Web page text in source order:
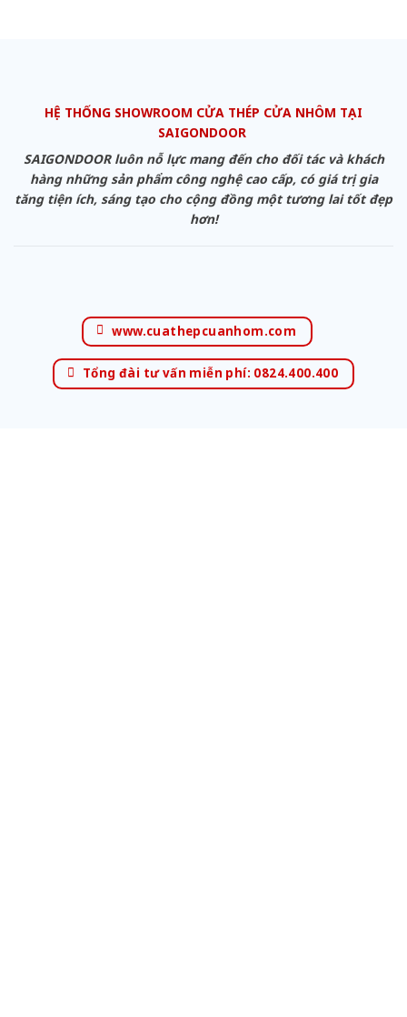
HỆ THỐNG SHOWROOM CỬA THÉP CỬA NHÔM TẠI
SAIGONDOOR
SAIGONDOOR luôn nỗ lực mang đến cho đối tác và khách
hàng những sản phẩm công nghệ cao cấp, có giá trị gia
tăng tiện ích, sáng tạo cho cộng đồng một tương lai tốt đẹp
hơn!
www.cuathepcuanhom.com
Tổng đài tư vấn miễn phí: 0824.400.400